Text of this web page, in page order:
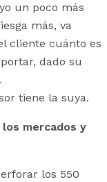
un poco más
más, va
cliente cuánto es
dado su
tiene la suya.
mercados y
los 550